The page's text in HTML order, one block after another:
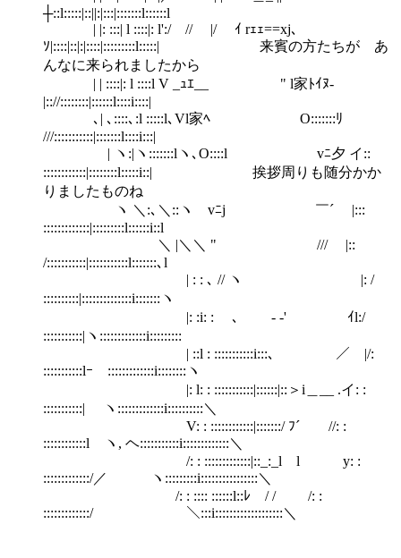
┼::l:::::|::||:|:::|:::::::l::::::l
| |: :::| l ::::|: l':/ // |/ ｲ rｪｪ==xj､
ｿ|::::|::|:|::::|:::::::::l:::::| 来賓の方たちが あ
んなに来られましたから
| | ::::|: l ::::l V _ｭｴ__ " l家ﾄｲﾇ-
|:://::::::::|::::::l::::i::::|
､| ､::::､:l :::::l､Vl家ﾍ O:::::::ﾘ
///:::::::::::|:::::::l::::i:::|
| ヽ:|ヽ:::::::lヽ､O::::l vﾆ夕 イ::
::::::::::::|::::::::l:::::i::| 挨拶周りも随分かか
りましたものね
ヽ ＼:､＼::ヽ vﾆj ￣´ |:::
:::::::::::::|:::::::::l::::::i::l
＼ |＼＼ " /// |::
/:::::::::::|:::::::::::l:::::::､l
| : : ､ // ヽ |: /
::::::::::|::::::::::::::i:::::::ヽ
|: :i: : ゝ､ - -' ｲl:/
:::::::::::|ヽ:::::::::::::i:::::::::ゝ
| ::l : :::::::::::i:::､ ／ |/:
:::::::::::lｰゝ:::::::::::::i::::::::ヽ
|: l: : :::::::::::|::::::|::＞i＿__ .イ: :
:::::::::::| ヽ:::::::::::::i::::::::::＼
V: : ::::::::::::|:::::::/ ﾌ´ //: :
::::::::::::l ヽ, ヘ:::::::::::i:::::::::::::＼
/: : :::::::::::::|::_:_l l y: :
:::::::::::::/／ ヽ:::::::::i::::::::::::::::＼
/: : :::: ::::::l::ﾚ / / /: :
:::::::::::::/ ＼:::i:::::::::::::::::::＼